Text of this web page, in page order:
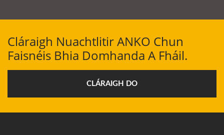
Cláraigh Nuachtlitir ANKO Chun
Faisnéis Bhia Domhanda A Fháil.
CLÁRAIGH DO